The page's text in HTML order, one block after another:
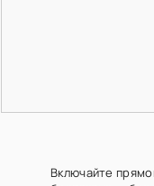
Включайте